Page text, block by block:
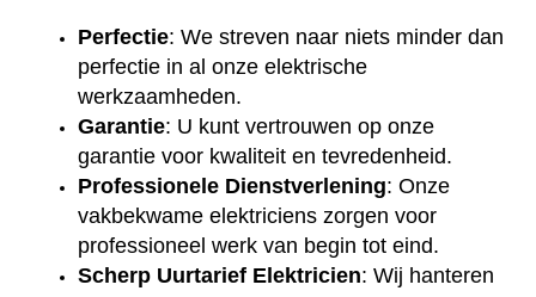
Perfectie: We streven naar niets minder dan
perfectie in al onze elektrische
werkzaamheden.
Garantie: U kunt vertrouwen op onze
garantie voor kwaliteit en tevredenheid.
Professionele Dienstverlening: Onze
vakbekwame elektriciens zorgen voor
professioneel werk van begin tot eind.
Scherp Uurtarief Elektricien: Wij hanteren